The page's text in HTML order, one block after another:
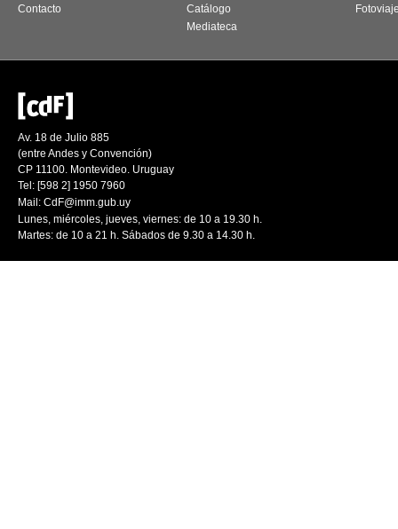
Contacto
Catálogo
Mediateca
Av. 18 de Julio 885
(entre Andes y Convención)
CP 11100. Montevideo. Uruguay
Tel: [598 2] 1950 7960
Mail: CdF@imm.gub.uy
Lunes, miércoles, jueves, viernes: de 10 a 19.30 h.
Martes: de 10 a 21 h. Sábados de 9.30 a 14.30 h.